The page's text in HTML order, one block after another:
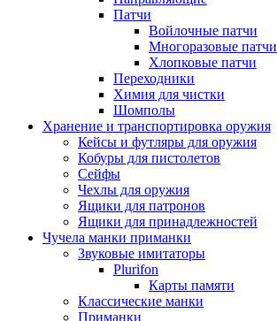
Патчи
Войлочные патчи
Многоразовые патчи
Хлопковые патчи
Переходники
Химия для чистки
Шомполы
Хранение и транспортировка оружия
Кейсы и футляры для оружия
Кобуры для пистолетов
Сейфы
Чехлы для оружия
Ящики для патронов
Ящики для принадлежностей
Чучела манки приманки
Звуковые имитаторы
Plurifon
Карты памяти
Классические манки
Приманки